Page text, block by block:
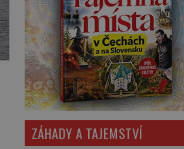
ZÁHADY A TAJEMSTVÍ